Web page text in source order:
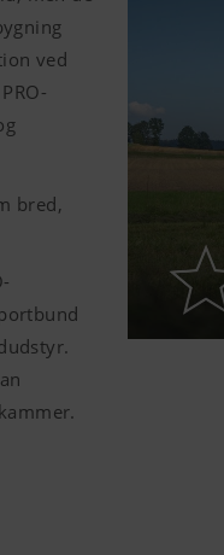
ved
bred,